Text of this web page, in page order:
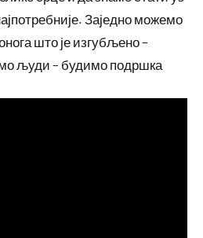
Заједно можемо
што је изгубљено –
људи – будимо подршка